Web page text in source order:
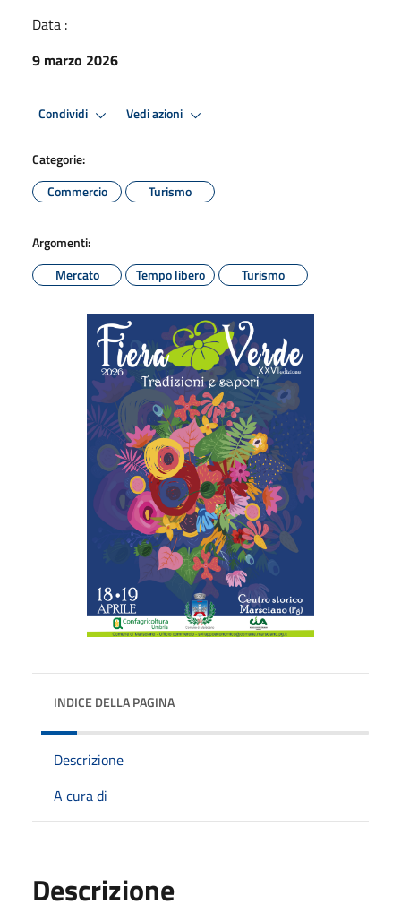
Data :
9 marzo 2026
Condividi Vedi azioni
Categorie:
Commercio
Turismo
Argomenti:
Mercato
Tempo libero Turismo
INDICE DELLA PAGINA
Descrizione
A cura di
Descrizione